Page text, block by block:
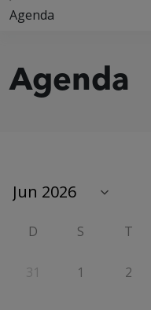
Agenda
Agenda
D S T
31 1 2